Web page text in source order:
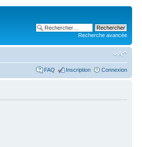
Recherche avancée
FAQ Inscription Connexion